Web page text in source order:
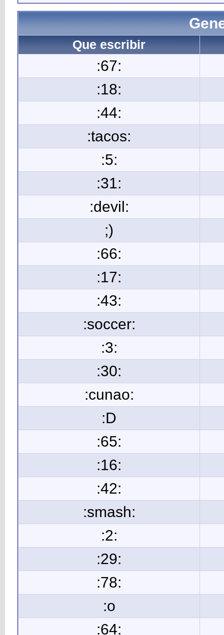
Que escribir
:67:
:18:
:44:
:tacos:
:5:
:31:
:devil:
;)
:66:
:17:
:43:
:soccer:
:3:
:30:
:cunao:
:D
:65:
:16:
:42:
:smash:
:2:
:29:
:78:
:o
:64: